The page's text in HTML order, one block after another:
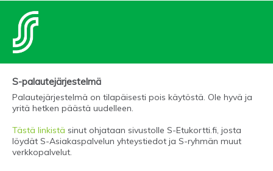
S-palautejärjestelmä
Palautejärjestelmä on tilapäisesti pois käytöstä. Ole hyvä ja
yritä hetken päästä uudelleen.
Tästä linkistä sinut ohjataan sivustolle S-Etukortti.fi, josta
löydät S-Asiakaspalvelun yhteystiedot ja S-ryhmän muut
verkkopalvelut.